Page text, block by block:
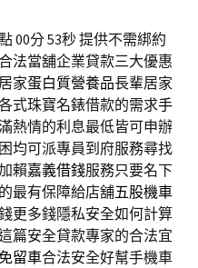
00分 53秒提供不需綁約
法當舖企業貸款三大優惠
家蛋白質營養品長輩居家
式珠寶名錶借款的需求手
熱情的利息最低皆可申辦
均可派專員到府服務尋找
賴嘉義借錢服務只要名下
最有保障給店舖五股機車
更多錢隱私安全如何計算
篇安全貸款專家的合法宜
留車合法安全好幫手機車